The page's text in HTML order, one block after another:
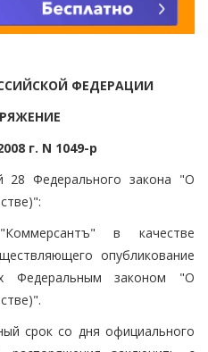
ФЕДЕРАЦИИ
г. N 1049-р
28 Федерального закона "О
в качестве
опубликование
Федеральным законом "О
срок со дня официального